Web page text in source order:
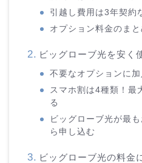
引越し費用は3年契約
オプション料金のまと
ビッグローブ光を安く
不要なオプションに
スマホ割は4種類！最
る
ビッグローブ光が最
ら申し込む
ビッグローブ光の料金